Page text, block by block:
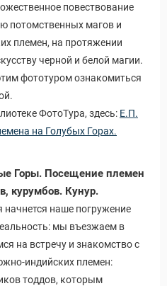
Путеводитель по
повествование
потомственных магов и
племен, на протяжении
черной и белой магии.
фототуром ознакомиться
ФотоТура, здесь: Е.П.
на Голубых Горах.
Горы. Посещение племен
курумбов. Кунур.
начнется наше погружение
мы въезжаем в
на встречу и знакомство с
индийских племен:
тоддов, которым